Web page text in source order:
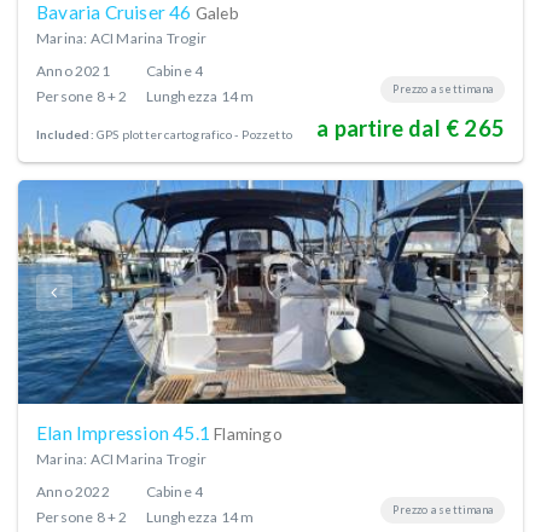
Bavaria Cruiser 46 Galeb
Marina: ACI Marina Trogir
Anno2021 Cabine4
Persone 8 + 2 Lunghezza 14 m
Included: GPS plotter cartografico - Pozzetto
Prezzo a settimana
a partire dal € 265
Elan Impression 45.1Flamingo
Marina: ACI Marina Trogir
Anno2022 Cabine4
Persone 8 + 2 Lunghezza 14 m Prezzo a settimana